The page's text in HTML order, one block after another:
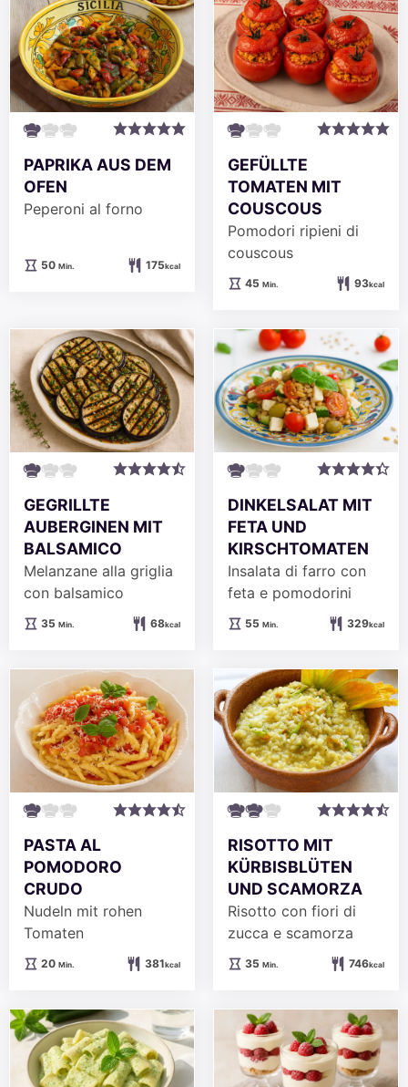
PAPRIKA AUS DEM
OFEN
Peperoni al forno
50Minuten
Min. 175kcal
GEFÜLLTE
TOMATEN MIT
COUSCOUS
Pomodori ripieni di
couscous
45Minuten
Min. 93kcal
GEGRILLTE
AUBERGINEN MIT
BALSAMICO
Melanzane alla griglia
con balsamico
35Minuten
Min. 68kcal
DINKELSALAT MIT
FETA UND
KIRSCHTOMATEN
Insalata di farro con
feta e pomodorini
55Minuten
Min. 329kcal
PASTA AL
POMODORO
CRUDO
Nudeln mit rohen
Tomaten
20Minuten
Min. 381kcal
RISOTTO MIT
KÜRBISBLÜTEN
UND SCAMORZA
Risotto con fiori di
zucca e scamorza
35Minuten
Min. 746kcal